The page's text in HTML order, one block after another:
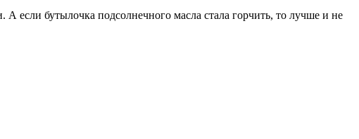
если бутылочка подсолнечного масла стала горчить, то лучше и не